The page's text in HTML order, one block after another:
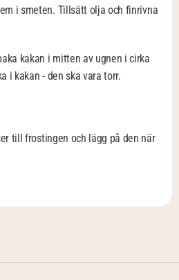
i smeten. Tillsätt olja och finrivna
kakan i mitten av ugnen i cirka
i kakan - den ska vara torr.
till frostingen och lägg på den när